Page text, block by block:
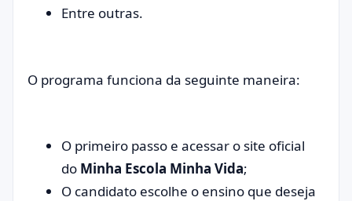
Entre outras.
O programa funciona da seguinte maneira:
O primeiro passo e acessar o site oficial
do Minha Escola Minha Vida;
O candidato escolhe o ensino que deseja